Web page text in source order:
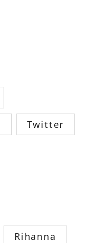
Twitter
Rihanna